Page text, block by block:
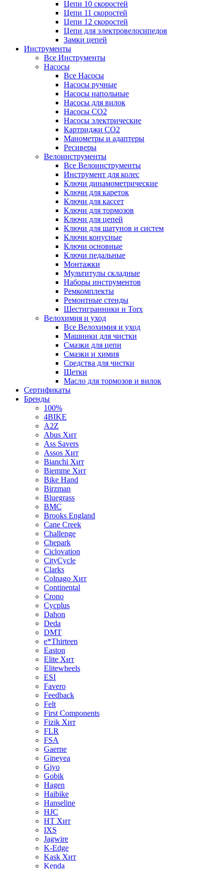
Цепи 10 скоростей
Цепи 11 скоростей
Цепи 12 скоростей
Цепи для электровелосипедов
Замки цепей
Инструменты
Все Инструменты
Насосы
Все Насосы
Насосы ручные
Насосы напольные
Насосы для вилок
Насосы CO2
Насосы электрические
Картриджи CO2
Манометры и адаптеры
Ресиверы
Велоинструменты
Все Велоинструменты
Инструмент для колес
Ключи динамометрические
Ключи для кареток
Ключи для кассет
Ключи для тормозов
Ключи для цепей
Ключи для шатунов и систем
Ключи конусные
Ключи основные
Ключи педальные
Монтажки
Мультитулы складные
Наборы инструментов
Ремкомплекты
Ремонтные стенды
Шестигранники и Torx
Велохимия и уход
Все Велохимия и уход
Машинки для чистки
Смазки для цепи
Смазки и химия
Средства для чистки
Щетки
Масло для тормозов и вилок
Сертификаты
Бренды
100%
4BIKE
A2Z
Abus Хит
Ass Savers
Assos Хит
Bianchi Хит
Biemme Хит
Bike Hand
Birzman
Bluegrass
BMC
Brooks England
Cane Creek
Challenge
Chepark
Ciclovation
CityCycle
Clarks
Colnago Хит
Continental
Crono
Cycplus
Dahon
Deda
DMT
e*Thirteen
Easton
Elite Хит
Elitewheels
ESI
Favero
Feedback
Felt
First Components
Fizik Хит
FLR
FSA
Gaerne
Gineyea
Giyo
Gobik
Hagen
Haibike
Hanseline
HJC
HT Хит
IXS
Jagwire
K-Edge
Kask Хит
Kenda